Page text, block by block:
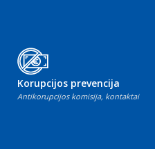
Korupcijos prevencija
Antikorupcijos komisija, kontaktai